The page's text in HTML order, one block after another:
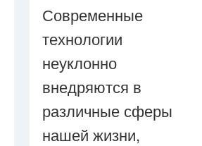
Современные
технологии
неуклонно
внедряются в
различные сферы
нашей жизни,